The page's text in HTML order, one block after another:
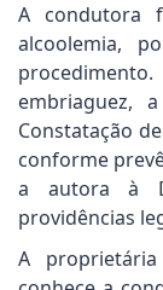
A condutora
alcoolemia,
embriaguez,
Constatação
conforme
a autora à
providências
A